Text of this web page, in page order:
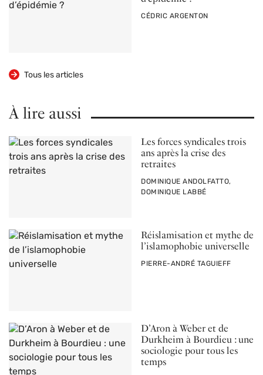
PAR
CÉDRIC ARGENTON
Tous les articles
À lire aussi
Les forces syndicales trois
ans après la crise des
retraites
PAR
DOMINIQUE ANDOLFATTO,
DOMINIQUE LABBÉ
Réislamisation et mythe de
l’islamophobie universelle
PAR
PIERRE-ANDRÉ TAGUIEFF
D’Aron à Weber et de
Durkheim à Bourdieu : une
sociologie pour tous les
temps